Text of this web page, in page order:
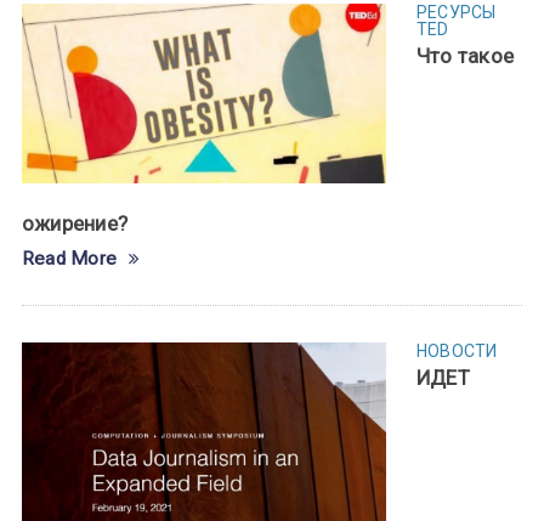
РЕСУРСЫ
TED
Что такое
ожирение?
Read More
НОВОСТИ
ИДЕТ